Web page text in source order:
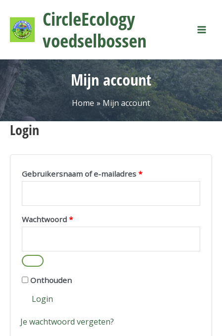
naar
CircleEcology
voedselbossen
Mijn account
Home Mijn account
Login
Gebruikersnaam of e-mailadres *
Wachtwoord *
Onthouden
Login
Je wachtwoord vergeten?